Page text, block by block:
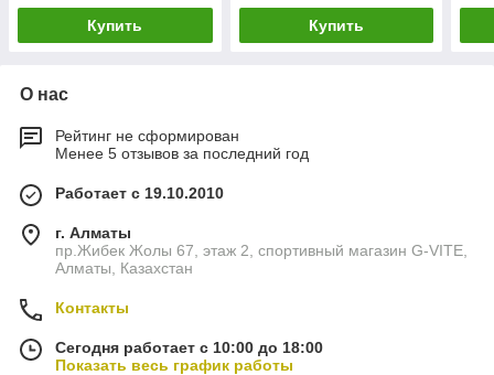
Купить Купить
О нас
Рейтинг не сформирован
Менее 5 отзывов за последний год
Работает с 19.10.2010
г. Алматы
пр.Жибек Жолы 67, этаж 2, спортивный магазин G-VITE,
Алматы, Казахстан
Контакты
Сегодня работает с 10:00 до 18:00
Показать весь график работы